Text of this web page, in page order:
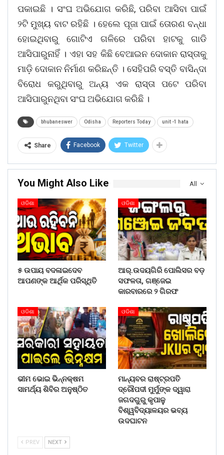
ପକାଇଛି । ସଂଘ ଅଭିଯୋଗ କରିଛି, ପରିବା ଆସିବା ପାଇଁ
୨ଟି ମୁଖ୍ୟ ବାଟ ରହିଛି । ହେଲେ ପୂଜା ପାଇଁ ତୋରଣ ବନ୍ଧା
ହୋଇଥିବାରୁ ଗୋଟିଏ ଗଳିରେ ପରିବା ହାଟକୁ ଗାଡି
ଆସିପାରୁନାହିଁ । ଏହା ସହ କିଛି ବେଆଇନ ଦୋକାନ ରାସ୍ତାକୁ
ମାଡ଼ି ଦୋକାନ ନିର୍ମାଣ କରିଛନ୍ତି । ସେହିପରି ବସ୍ତି ବାସିନ୍ଦା
ବିରୋଧ କରୁଥିବାରୁ ଅନ୍ୟ ଏକ ରାସ୍ତା ପଟେ ପରିବା
ଆସିପାରୁନଥିବା ସଂଘ ଅଭିଯୋଗ କରିଛି ।
bhubaneswer Odisha Reporters Today unit -1 hata
Share Facebook Twitter
All
You Might Also Like
ଓଡିଶା
୫ ଉପାୟ ବଦଳାଇଦେବ
ଆପଣଙ୍କ ଆର୍ଥିକ ପରିସ୍ଥିତି
ଓଡିଶା
ଆର୍.ଉଦୟଗିରି ପୋଲିସର ବଡ଼
ସଫଳତା, ଗଞ୍ଜେଇ
କାରବାରରେ ୨ ଗିରଫ
ଓଡିଶା
ଭୀମ ଭୋଇ ଭିନ୍ନକ୍ଷମ
ସାମର୍ଥ୍ୟ ଶିବିର ଅନୁଷ୍ଠିତ
ଓଡିଶା
ମାନ୍ୟବର ରାଷ୍ଟ୍ରପତି
ଦ୍ରୌପଦୀ ମୁର୍ମୁଙ୍କ ଦ୍ୱାରା
ଜଗଦଗୁରୁ କୃପାଳୁ
ବିଶ୍ୱବିଦ୍ୟାଳୟର ଭବ୍ୟ
ଉଦଘାଟନ
PREV NEXT